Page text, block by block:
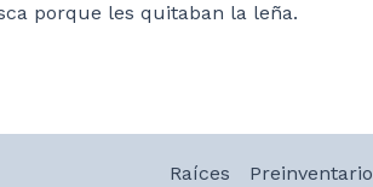
porque les quitaban la leña.
Raíces Preinventario